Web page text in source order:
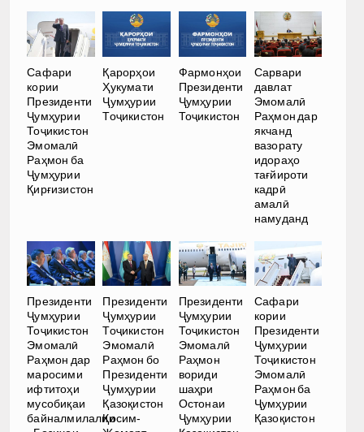
Сафари
кории
Президенти
Ҷумҳурии
Тоҷикистон
Эмомалӣ
Раҳмон ба
Ҷумҳурии
Қирғизистон
Қарорҳои
Ҳукумати
Ҷумҳурии
Тоҷикистон
Фармонҳои
Президенти
Ҷумҳурии
Тоҷикистон
Сарвари
давлат
Эмомалӣ
Раҳмон дар
якчанд
вазорату
идораҳо
тағйироти
кадрӣ
амалӣ
намуданд
Президенти
Ҷумҳурии
Тоҷикистон
Эмомалӣ
Раҳмон дар
маросими
ифтитоҳи
мусобиқаи
байналмилалии
Президенти
Ҷумҳурии
Тоҷикистон
Эмомалӣ
Раҳмон бо
Президенти
Ҷумҳурии
Қазоқистон
Қосим-
Президенти
Ҷумҳурии
Тоҷикистон
Эмомалӣ
Раҳмон
вориди
шаҳри
Остонаи
Ҷумҳурии
Сафари
кории
Президенти
Ҷумҳурии
Тоҷикистон
Эмомалӣ
Раҳмон ба
Ҷумҳурии
Қазоқистон